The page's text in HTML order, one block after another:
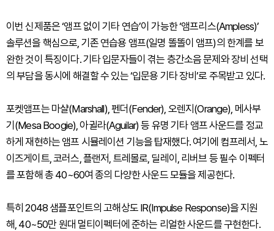
이번 신제품은 ‘앰프 없이 기타 연습’이 가능한 ‘앰프리스(Ampless)’
솔루션을 핵심으로, 기존 연습용 앰프(일명 똘똘이 앰프)의 한계를 보
완한 것이 특징이다. 기타 입문자들이 겪는 층간소음 문제와 장비 선택
의 부담을 동시에 해결할 수 있는 ‘입문용 기타 장비’로 주목받고 있다.
포켓앰프는 마샬(Marshall), 펜더(Fender), 오렌지(Orange), 메사부
기(Mesa Boogie), 아귈라(Aguilar) 등 유명 기타 앰프 사운드를 정교
하게 재현하는 앰프 시뮬레이션 기능을 탑재했다. 여기에 컴프레서, 노
이즈게이트, 코러스, 플랜저, 트레몰로, 딜레이, 리버브 등 필수 이펙터
를 포함해 총 40~60여 종의 다양한 사운드 모듈을 제공한다.
특히 2048 샘플포인트의 고해상도 IR(Impulse Response)을 지원
해, 40~50만 원대 멀티이펙터에 준하는 리얼한 사운드를 구현한다.